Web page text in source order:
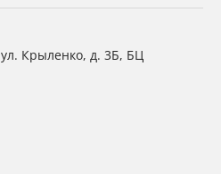
ул. Крыленко, д. 3Б, БЦ